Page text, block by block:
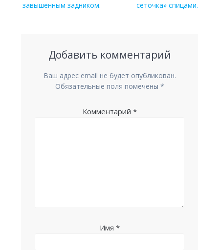
запись:
завышенным задником.
запись:
сеточка» спицами.
Добавить комментарий
Ваш адрес email не будет опубликован.
Обязательные поля помечены *
Комментарий *
Имя *